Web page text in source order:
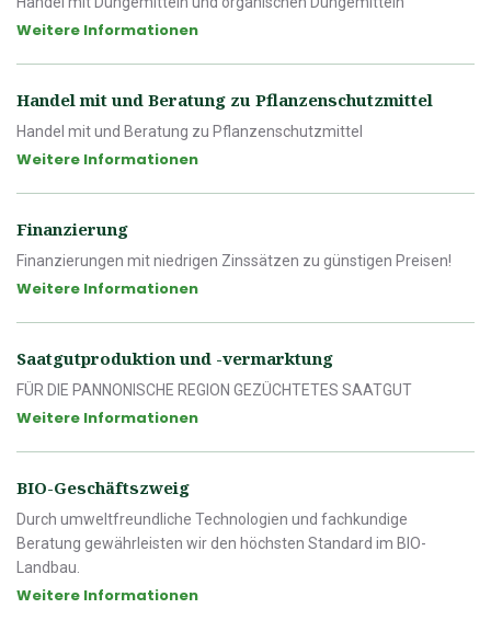
Weitere Informationen
Handel mit und Beratung zu Pflanzenschutzmittel
Handel mit und Beratung zu Pflanzenschutzmittel
Weitere Informationen
Finanzierung
Finanzierungen mit niedrigen Zinssätzen zu günstigen Preisen!
Weitere Informationen
Saatgutproduktion und -vermarktung
FÜR DIE PANNONISCHE REGION GEZÜCHTETES SAATGUT
Weitere Informationen
BIO-Geschäftszweig
Durch umweltfreundliche Technologien und fachkundige
Beratung gewährleisten wir den höchsten Standard im BIO-
Landbau.
Weitere Informationen